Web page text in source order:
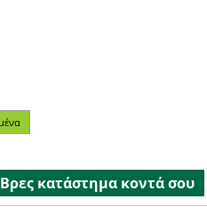
Βρες κατάστημα κοντά σου